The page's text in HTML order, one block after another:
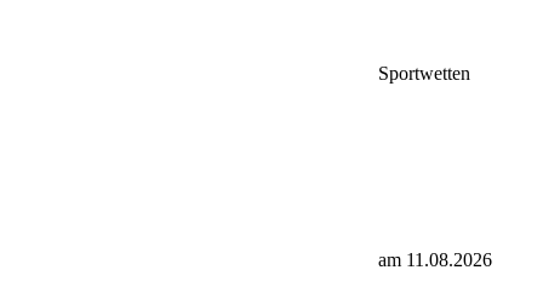
Sportwetten
am 11.08.2026